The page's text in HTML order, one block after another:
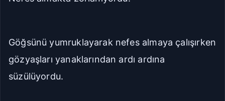
Göğsünü yumruklayarak nefes almaya çalışırken
gözyaşları yanaklarından ardı ardına
süzülüyordu.